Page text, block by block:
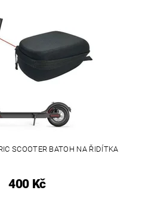
SCOOTER BATOH NA ŘIDÍTKA
400 Kč